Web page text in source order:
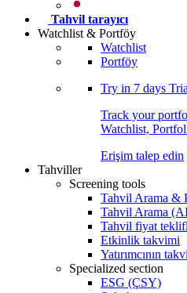
Tahvil tarayıcı
Watchlist & Portföy
Watchlist
Portföy
Try in 7 days
Track your
Watchlist,
Erişim talep edin
Tahviller
Screening tools
Tahvil Arama &
Tahvil Arama
Tahvil fiyat
Etkinlik takvimi
Yatırımcının
Specialized section
ESG (ÇSY)